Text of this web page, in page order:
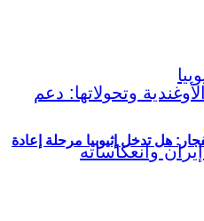
هل تدخل إثيوبيا مرحلة إعادة